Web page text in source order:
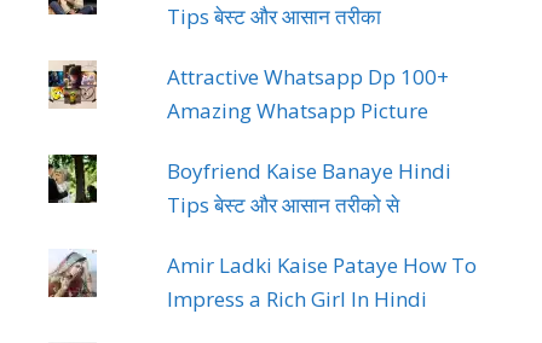
Tips बेस्ट और आसान तरीका
Attractive Whatsapp Dp 100+
Amazing Whatsapp Picture
Boyfriend Kaise Banaye Hindi
Tips बेस्ट और आसान तरीको से
Amir Ladki Kaise Pataye How To
Impress a Rich Girl In Hindi